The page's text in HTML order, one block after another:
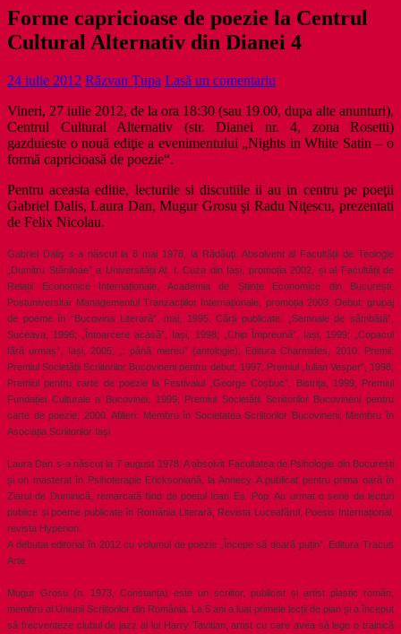
Forme capricioase de poezie la Centrul
Cultural Alternativ din Dianei 4
24 iulie 2012 Răzvan Țupa Lasă un comentariu
Vineri, 27 iulie 2012, de la ora 18:30 (sau 19.00, dupa alte anunturi),
Centrul Cultural Alternativ (str. Dianei nr. 4, zona Rosetti)
gazduieste o nouă ediţie a evenimentului „Nights in White Satin – o
formă capricioasă de poezie“.
Pentru aceasta editie, lecturile si discutiile ii au in centru pe poeţii
Gabriel Dalis, Laura Dan, Mugur Grosu şi Radu Niţescu, prezentati
de Felix Nicolau.
Gabriel Daliş s-a născut la 8 mai 1978, la Rădăuţi. Absolvent al Facultății de Teologie
„Dumitru Stăniloae” a Universității Al. I. Cuza din Iași, promoția 2002, și al Facultății de
Relații Economice Internaționale, Academia de Științe Economice din București,
Postuniversitar Managementul Tranzacțiilor Internaționale, promoția 2003. Debut: grupaj
de poeme în “Bucovina Literară”, mai, 1995. Cărți publicate: „Semnale de sâmbătă”,
Suceava, 1996; „Întoarcere acasă”, Iași, 1998; „Chip Împreună”, Iași, 1999; „Copacul
fără urmaș”, Iași, 2005; „: până mereu” (antologie), Editura Charmides, 2010. Premii:
Premiul Societății Scriitorilor Bucovineni pentru debut, 1997; Premiul „Iulian Vesper”, 1998;
Premiul pentru carte de poezie la Festivalul „George Coșbuc”, Bistriţa, 1999; Premiul
Fundației Culturale a Bucovinei, 1999; Premiul Societății Scriitorilor Bucovineni pentru
carte de poezie, 2000. Afilieri: Membru în Societatea Scriitorilor Bucovineni; Membru în
Asociația Scriitorilor Iași
Laura Dan s-a născut la 7 august 1978. A absolvit Facultatea de Psihologie din București
și un masterat în Psihoterapie Ericksoniană, la Annecy. A publicat pentru prima oară în
Ziarul de Duminică, remarcată fiind de poetul Ioan Es. Pop. Au urmat o serie de lecturi
publice și poeme publicate în România Literară, Revista Luceafărul, Poesis Internațional,
revista Hyperion.
A debutat editorial în 2012 cu volumul de poezie „Începe să doară puțin”, Editura Tracus
Arte.
Mugur Grosu (n. 1973, Constanța) este un scriitor, publicist și artist plastic român,
membru al Uniunii Scriitorilor din România. La 5 ani a luat primele lecții de pian și a început
să frecventeze clubul de jazz al lui Harry Tavitian, artist cu care avea să lege o trainică